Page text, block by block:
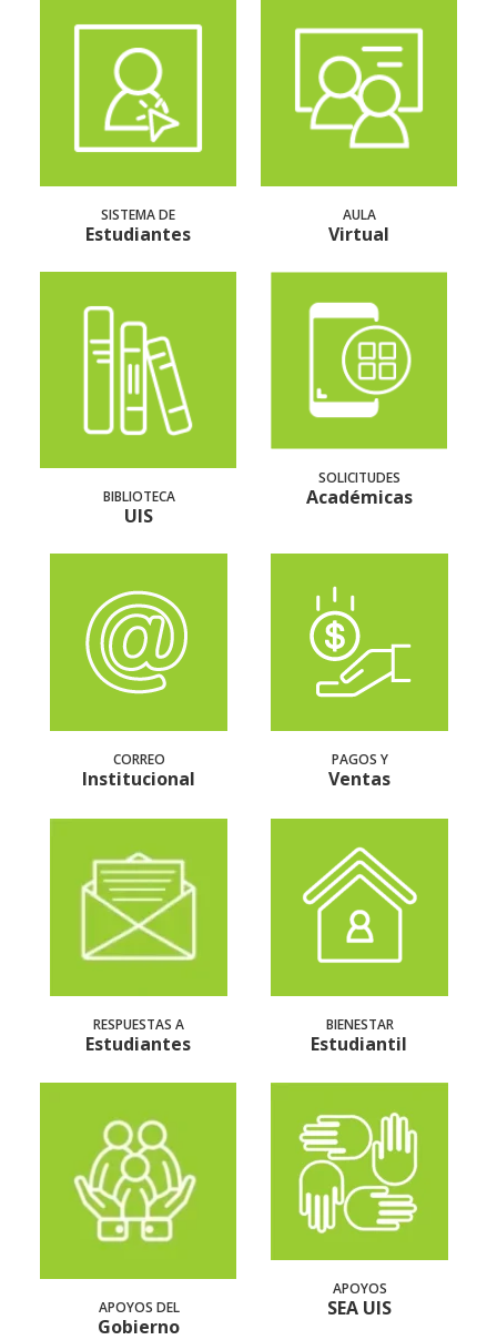
SISTEMA DE
Estudiantes
AULA
Virtual
BIBLIOTECA
UIS
SOLICITUDES
Académicas
CORREO
Institucional
PAGOS Y
Ventas
RESPUESTAS A
Estudiantes
BIENESTAR
Estudiantil
APOYOS DEL
Gobierno
APOYOS
SEA UIS